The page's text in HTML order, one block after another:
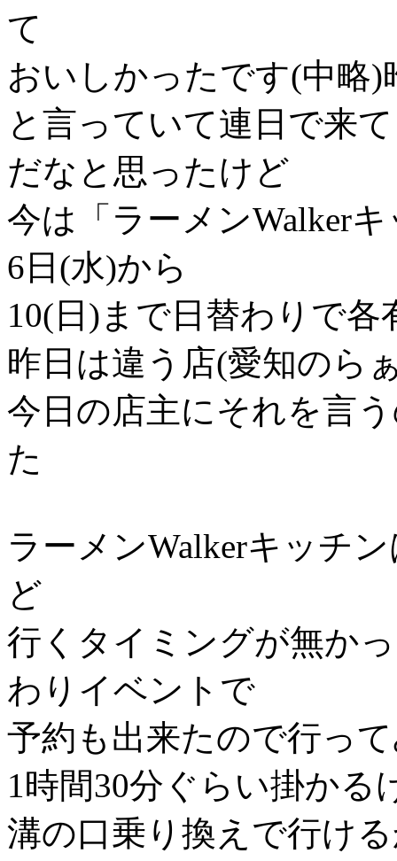
て
おいしかったです(中略
と言っていて連日で来
だなと思ったけど
今は「ラーメンWalker
6日(水)から
10(日)まで日替わりで
昨日は違う店(愛知のら
今日の店主にそれを言
た
ラーメンWalkerキッチ
ど
行くタイミングが無か
わりイベントで
予約も出来たので行っ
1時間30分ぐらい掛かる
溝の口乗り換えで行け